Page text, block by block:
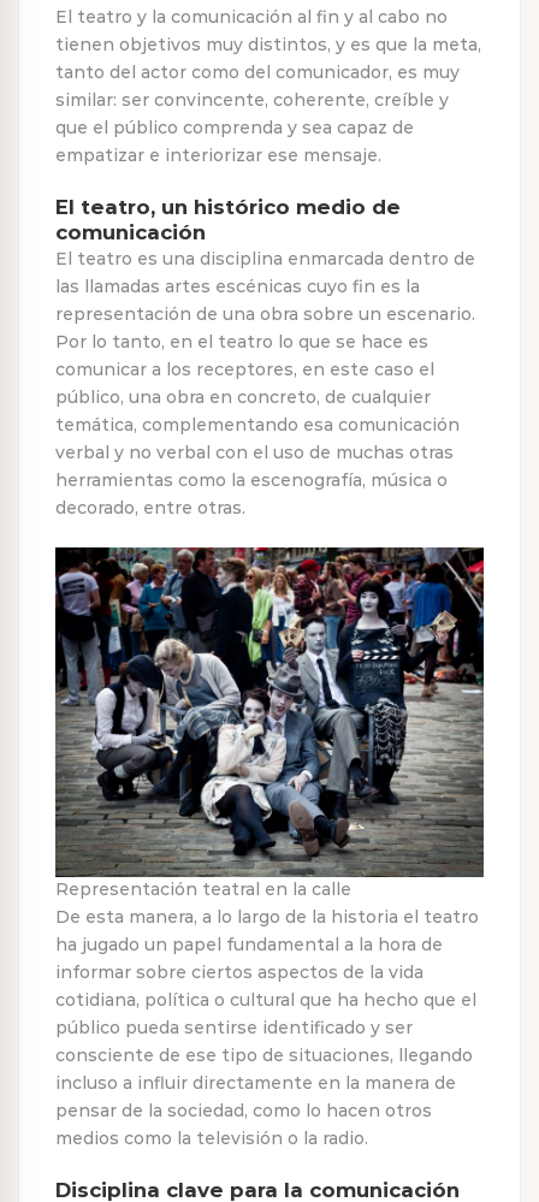
El teatro y la comunicación al fin y al cabo no
tienen objetivos muy distintos, y es que la meta,
tanto del actor como del comunicador, es muy
similar: ser convincente, coherente, creíble y
que el público comprenda y sea capaz de
empatizar e interiorizar ese mensaje.
El teatro, un histórico medio de
comunicación
El teatro es una disciplina enmarcada dentro de
las llamadas artes escénicas cuyo fin es la
representación de una obra sobre un escenario.
Por lo tanto, en el teatro lo que se hace es
comunicar a los receptores, en este caso el
público, una obra en concreto, de cualquier
temática, complementando esa comunicación
verbal y no verbal con el uso de muchas otras
herramientas como la escenografía, música o
decorado, entre otras.
Representación teatral en la calle
De esta manera, a lo largo de la historia el teatro
ha jugado un papel fundamental a la hora de
informar sobre ciertos aspectos de la vida
cotidiana, política o cultural que ha hecho que el
público pueda sentirse identificado y ser
consciente de ese tipo de situaciones, llegando
incluso a influir directamente en la manera de
pensar de la sociedad, como lo hacen otros
medios como la televisión o la radio.
Disciplina clave para la comunicación